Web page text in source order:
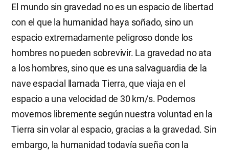
El mundo sin gravedad no es un espacio de libertad
con el que la humanidad haya soñado, sino un
espacio extremadamente peligroso donde los
hombres no pueden sobrevivir. La gravedad no ata
a los hombres, sino que es una salvaguardia de la
nave espacial llamada Tierra, que viaja en el
espacio a una velocidad de 30 km/s. Podemos
movernos libremente según nuestra voluntad en la
Tierra sin volar al espacio, gracias a la gravedad. Sin
embargo, la humanidad todavía sueña con la